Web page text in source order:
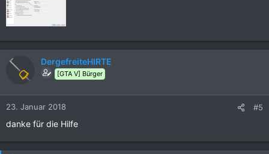
DergefreiteHIRTE
[GTA V] Bürger
23. Januar 2018 #5
danke für die Hilfe